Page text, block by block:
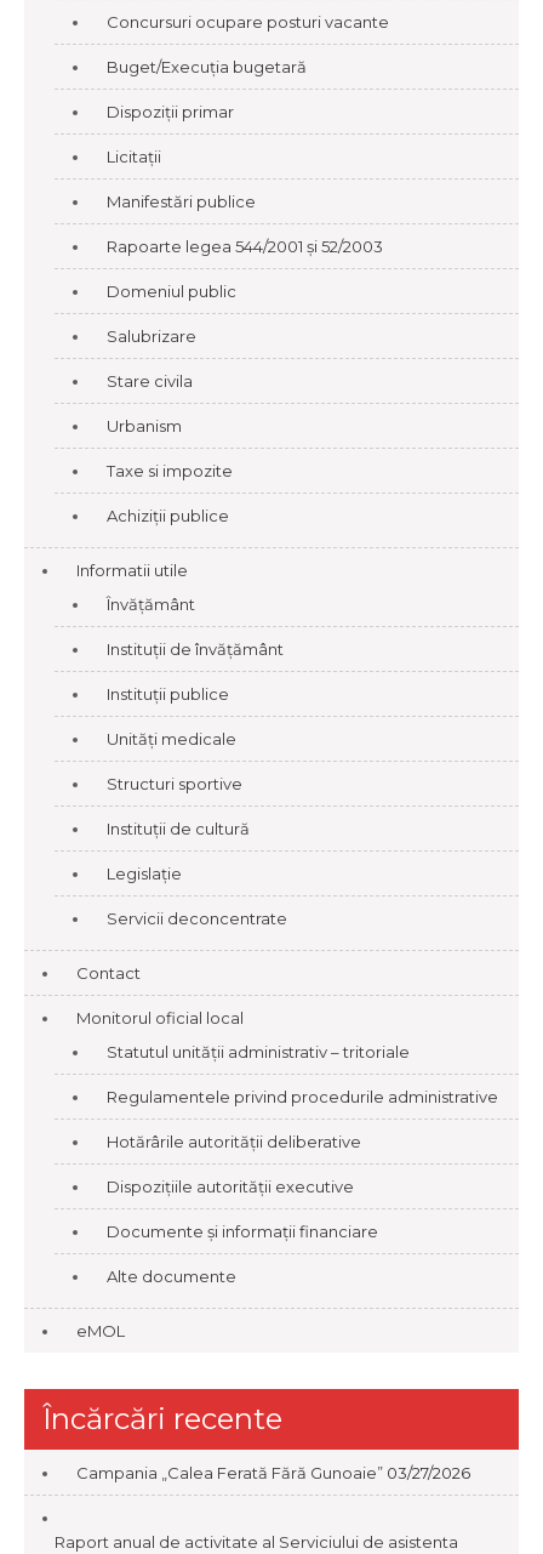
Concursuri ocupare posturi vacante
Buget/Execuția bugetară
Dispoziții primar
Licitații
Manifestări publice
Rapoarte legea 544/2001 și 52/2003
Domeniul public
Salubrizare
Stare civila
Urbanism
Taxe si impozite
Achiziții publice
Informatii utile
Învățământ
Instituții de învățământ
Instituții publice
Unități medicale
Structuri sportive
Instituții de cultură
Legislație
Servicii deconcentrate
Contact
Monitorul oficial local
Statutul unității administrativ – tritoriale
Regulamentele privind procedurile administrative
Hotărârile autorității deliberative
Dispozițiile autorității executive
Documente și informații financiare
Alte documente
eMOL
Încărcări recente
Campania „Calea Ferată Fără Gunoaie” 03/27/2026
Raport anual de activitate al Serviciului de asistenta